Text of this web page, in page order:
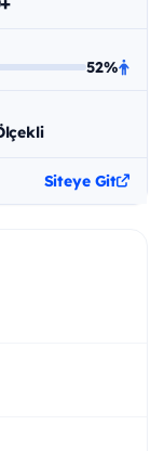
52%
Siteye Git